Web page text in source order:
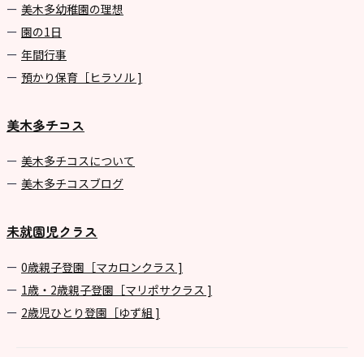
美⽊多幼稚園の理想
園の1⽇
年間⾏事
預かり保育［ヒラソル ]
美木多チコス
美⽊多チコスについて
美⽊多チコスブログ
未就園児クラス
0歳親子登園［マカロンクラス ]
1歳・2歳親子登園［マリポサクラス ]
2歳児ひとり登園［ゆず組 ]